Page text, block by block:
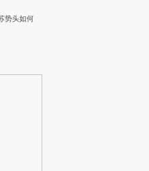
势头如何